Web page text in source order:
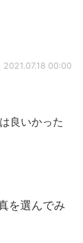
2021.07.18 00:00
良いかった
を選んでみ